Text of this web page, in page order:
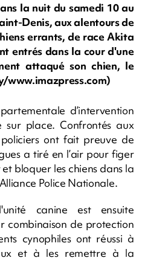
la nuit du samedi 10 au
Denis, aux alentours de
errants, de race Akita
entrés dans la cour d'une
attaqué son chien, le
www.imazpress.com)
d’intervention
sur place. Confrontés aux
ont fait preuve de
a tiré en l’air pour figer
bloquer les chiens dans la
Police Nationale.
canine est ensuite
combinaison de protection
cynophiles ont réussi à
et à les remettre à la